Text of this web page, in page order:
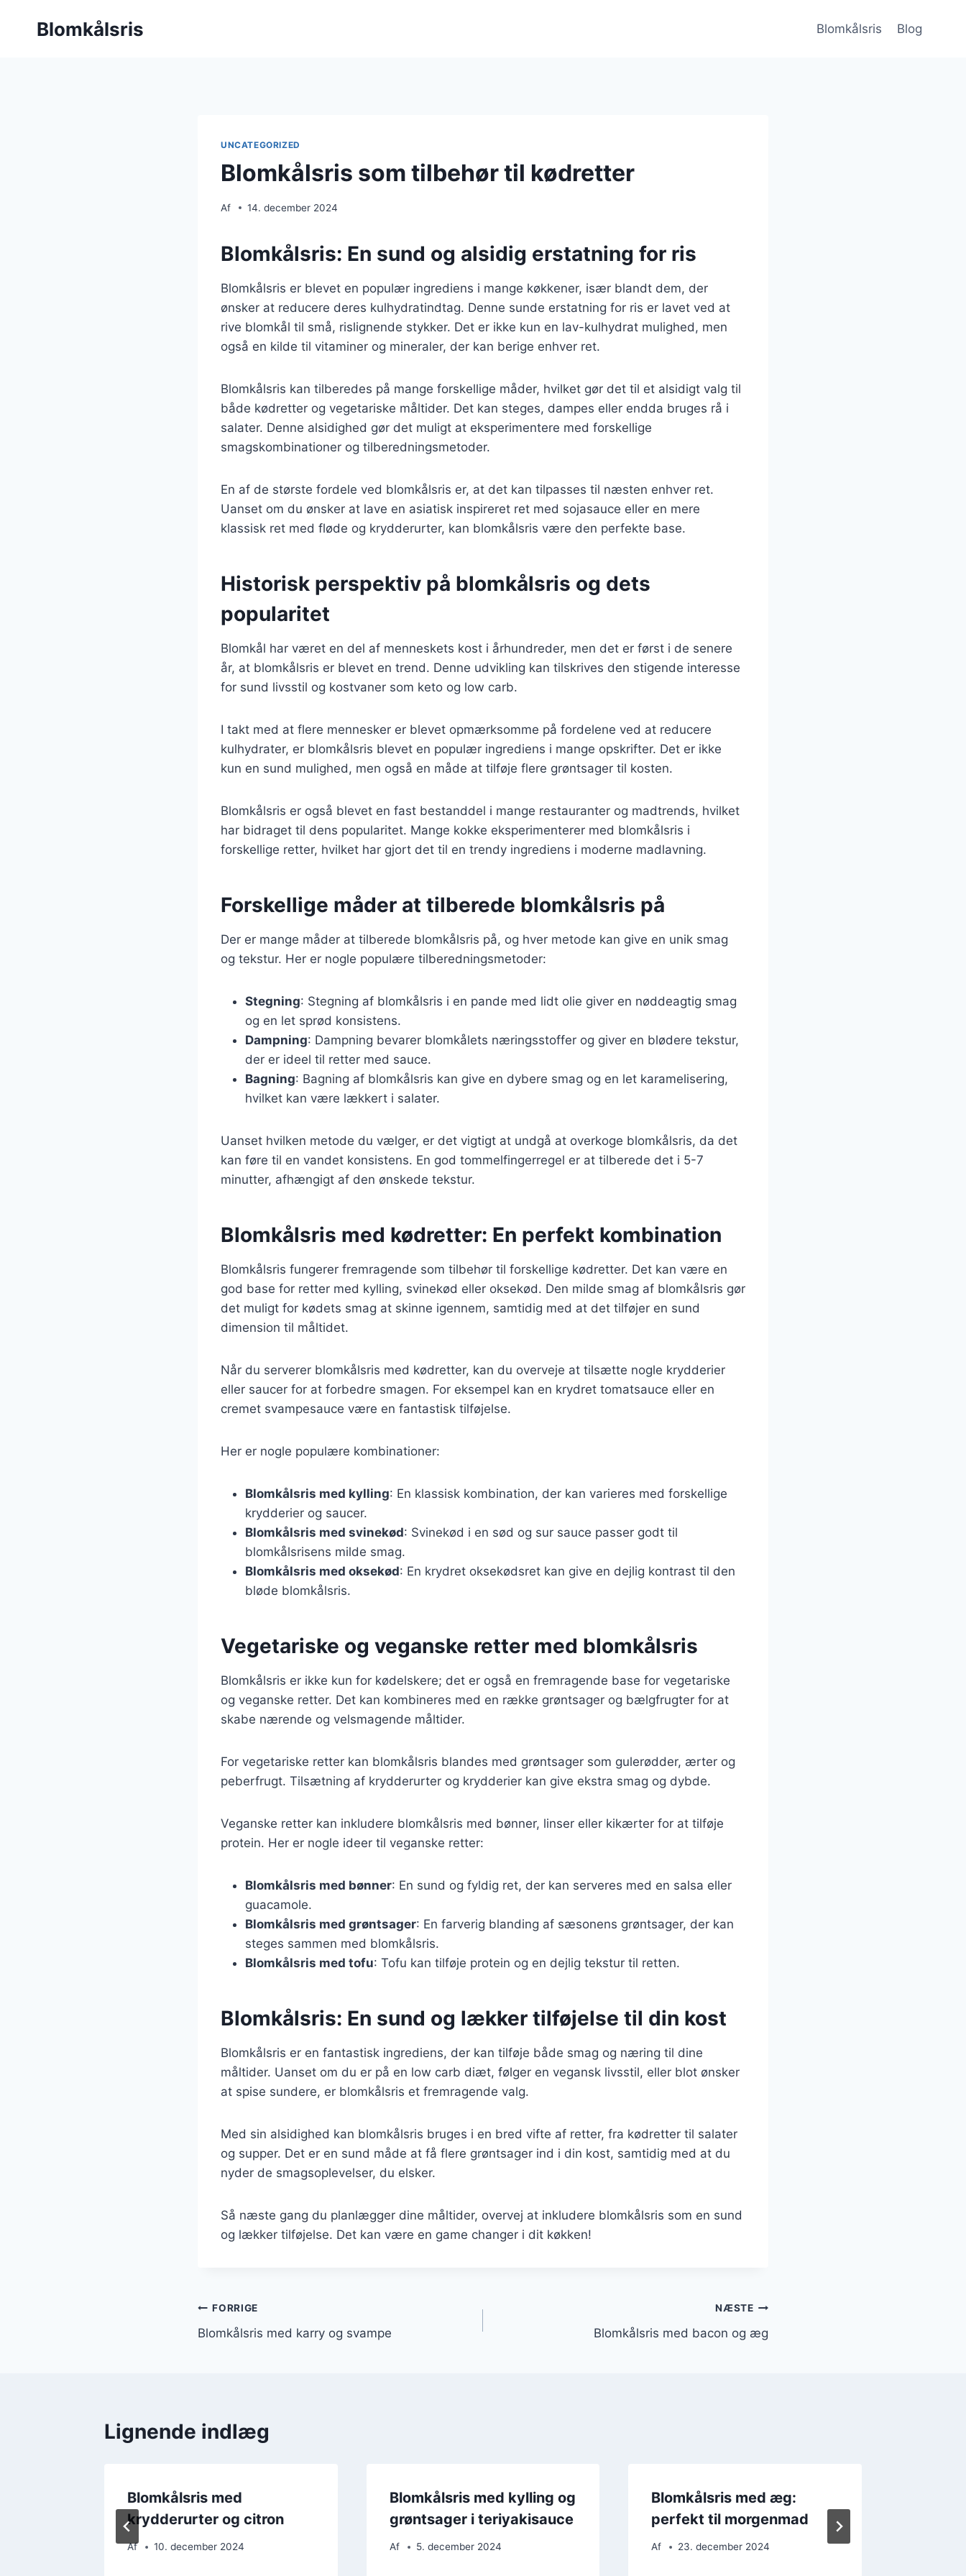
Blomkålsris Blomkålsris Blog
UNCATEGORIZED
Blomkålsris som tilbehør til kødretter
Af 14. december 2024
Blomkålsris: En sund og alsidig erstatning for ris
Blomkålsris er blevet en populær ingrediens i mange køkkener, især blandt dem, der
ønsker at reducere deres kulhydratindtag. Denne sunde erstatning for ris er lavet ved at
rive blomkål til små, rislignende stykker. Det er ikke kun en lav-kulhydrat mulighed, men
også en kilde til vitaminer og mineraler, der kan berige enhver ret.
Blomkålsris kan tilberedes på mange forskellige måder, hvilket gør det til et alsidigt valg til
både kødretter og vegetariske måltider. Det kan steges, dampes eller endda bruges rå i
salater. Denne alsidighed gør det muligt at eksperimentere med forskellige
smagskombinationer og tilberedningsmetoder.
En af de største fordele ved blomkålsris er, at det kan tilpasses til næsten enhver ret.
Uanset om du ønsker at lave en asiatisk inspireret ret med sojasauce eller en mere
klassisk ret med fløde og krydderurter, kan blomkålsris være den perfekte base.
Historisk perspektiv på blomkålsris og dets
popularitet
Blomkål har været en del af menneskets kost i århundreder, men det er først i de senere
år, at blomkålsris er blevet en trend. Denne udvikling kan tilskrives den stigende interesse
for sund livsstil og kostvaner som keto og low carb.
I takt med at flere mennesker er blevet opmærksomme på fordelene ved at reducere
kulhydrater, er blomkålsris blevet en populær ingrediens i mange opskrifter. Det er ikke
kun en sund mulighed, men også en måde at tilføje flere grøntsager til kosten.
Blomkålsris er også blevet en fast bestanddel i mange restauranter og madtrends, hvilket
har bidraget til dens popularitet. Mange kokke eksperimenterer med blomkålsris i
forskellige retter, hvilket har gjort det til en trendy ingrediens i moderne madlavning.
Forskellige måder at tilberede blomkålsris på
Der er mange måder at tilberede blomkålsris på, og hver metode kan give en unik smag
og tekstur. Her er nogle populære tilberedningsmetoder:
Stegning: Stegning af blomkålsris i en pande med lidt olie giver en nøddeagtig smag
og en let sprød konsistens.
Dampning: Dampning bevarer blomkålets næringsstoffer og giver en blødere tekstur,
der er ideel til retter med sauce.
Bagning: Bagning af blomkålsris kan give en dybere smag og en let karamelisering,
hvilket kan være lækkert i salater.
Uanset hvilken metode du vælger, er det vigtigt at undgå at overkoge blomkålsris, da det
kan føre til en vandet konsistens. En god tommelfingerregel er at tilberede det i 5-7
minutter, afhængigt af den ønskede tekstur.
Blomkålsris med kødretter: En perfekt kombination
Blomkålsris fungerer fremragende som tilbehør til forskellige kødretter. Det kan være en
god base for retter med kylling, svinekød eller oksekød. Den milde smag af blomkålsris gør
det muligt for kødets smag at skinne igennem, samtidig med at det tilføjer en sund
dimension til måltidet.
Når du serverer blomkålsris med kødretter, kan du overveje at tilsætte nogle krydderier
eller saucer for at forbedre smagen. For eksempel kan en krydret tomatsauce eller en
cremet svampesauce være en fantastisk tilføjelse.
Her er nogle populære kombinationer:
Blomkålsris med kylling: En klassisk kombination, der kan varieres med forskellige
krydderier og saucer.
Blomkålsris med svinekød: Svinekød i en sød og sur sauce passer godt til
blomkålsrisens milde smag.
Blomkålsris med oksekød: En krydret oksekødsret kan give en dejlig kontrast til den
bløde blomkålsris.
Vegetariske og veganske retter med blomkålsris
Blomkålsris er ikke kun for kødelskere; det er også en fremragende base for vegetariske
og veganske retter. Det kan kombineres med en række grøntsager og bælgfrugter for at
skabe nærende og velsmagende måltider.
For vegetariske retter kan blomkålsris blandes med grøntsager som gulerødder, ærter og
peberfrugt. Tilsætning af krydderurter og krydderier kan give ekstra smag og dybde.
Veganske retter kan inkludere blomkålsris med bønner, linser eller kikærter for at tilføje
protein. Her er nogle ideer til veganske retter:
Blomkålsris med bønner: En sund og fyldig ret, der kan serveres med en salsa eller
guacamole.
Blomkålsris med grøntsager: En farverig blanding af sæsonens grøntsager, der kan
steges sammen med blomkålsris.
Blomkålsris med tofu: Tofu kan tilføje protein og en dejlig tekstur til retten.
Blomkålsris: En sund og lækker tilføjelse til din kost
Blomkålsris er en fantastisk ingrediens, der kan tilføje både smag og næring til dine
måltider. Uanset om du er på en low carb diæt, følger en vegansk livsstil, eller blot ønsker
at spise sundere, er blomkålsris et fremragende valg.
Med sin alsidighed kan blomkålsris bruges i en bred vifte af retter, fra kødretter til salater
og supper. Det er en sund måde at få flere grøntsager ind i din kost, samtidig med at du
nyder de smagsoplevelser, du elsker.
Så næste gang du planlægger dine måltider, overvej at inkludere blomkålsris som en sund
og lækker tilføjelse. Det kan være en game changer i dit køkken!
Indlægsnavigation
FORRIGE
Blomkålsris med karry og svampe
NÆSTE
Blomkålsris med bacon og æg
Lignende indlæg
Blomkålsris med
krydderurter og citron
Af 10. december 2024
Blomkålsris med kylling og
grøntsager i teriyakisauce
Af 5. december 2024
Blomkålsris med æg:
perfekt til morgenmad
Af 23. december 2024